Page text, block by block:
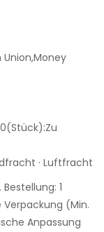
Union,Money
· Luftfracht
1
(Min.
Anpassung